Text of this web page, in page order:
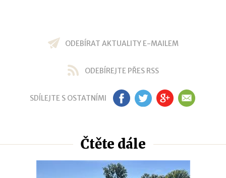
ODEBÍRAT AKTUALITY E-MAILEM
ODEBÍREJTE PŘES RSS
SDÍLEJTE S OSTATNÍMI FB TW GP EM
Čtěte dále